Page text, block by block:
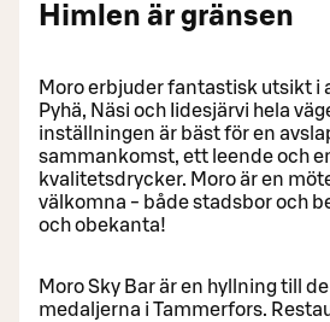
Himlen är gränsen
Moro erbjuder fantastisk utsikt i
Pyhä, Näsi och Iidesjärvi hela
inställningen är bäst för en
sammankomst, ett leende och
kvalitetsdrycker. Moro är en
välkomna - både stadsbor och
och obekanta!
Moro Sky Bar är en hyllning till
medaljerna i Tammerfors.